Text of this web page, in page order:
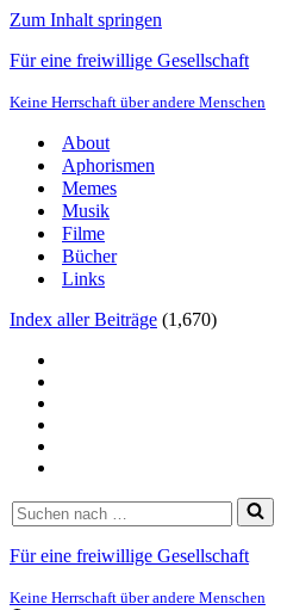
Zum Inhalt springen
Für eine freiwillige Gesellschaft
Keine Herrschaft über andere Menschen
About
Aphorismen
Memes
Musik
Filme
Bücher
Links
Index aller Beiträge (1,670)
Suchen
nach …
Für eine freiwillige Gesellschaft
Keine Herrschaft über andere Menschen